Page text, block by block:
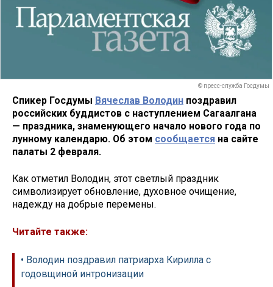
© пресс-служба Госдумы
Спикер Госдумы Вячеслав Володин поздравил
российских буддистов с наступлением Сагаалгана
— праздника, знаменующего начало нового года по
лунному календарю. Об этом сообщается на сайте
палаты 2 февраля.
Как отметил Володин, этот светлый праздник
символизирует обновление, духовное очищение,
надежду на добрые перемены.
Читайте также:
• Володин поздравил патриарха Кирилла с
годовщиной интронизации